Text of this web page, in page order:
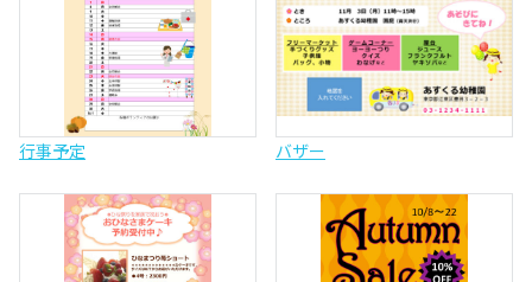
行事予定 バザー